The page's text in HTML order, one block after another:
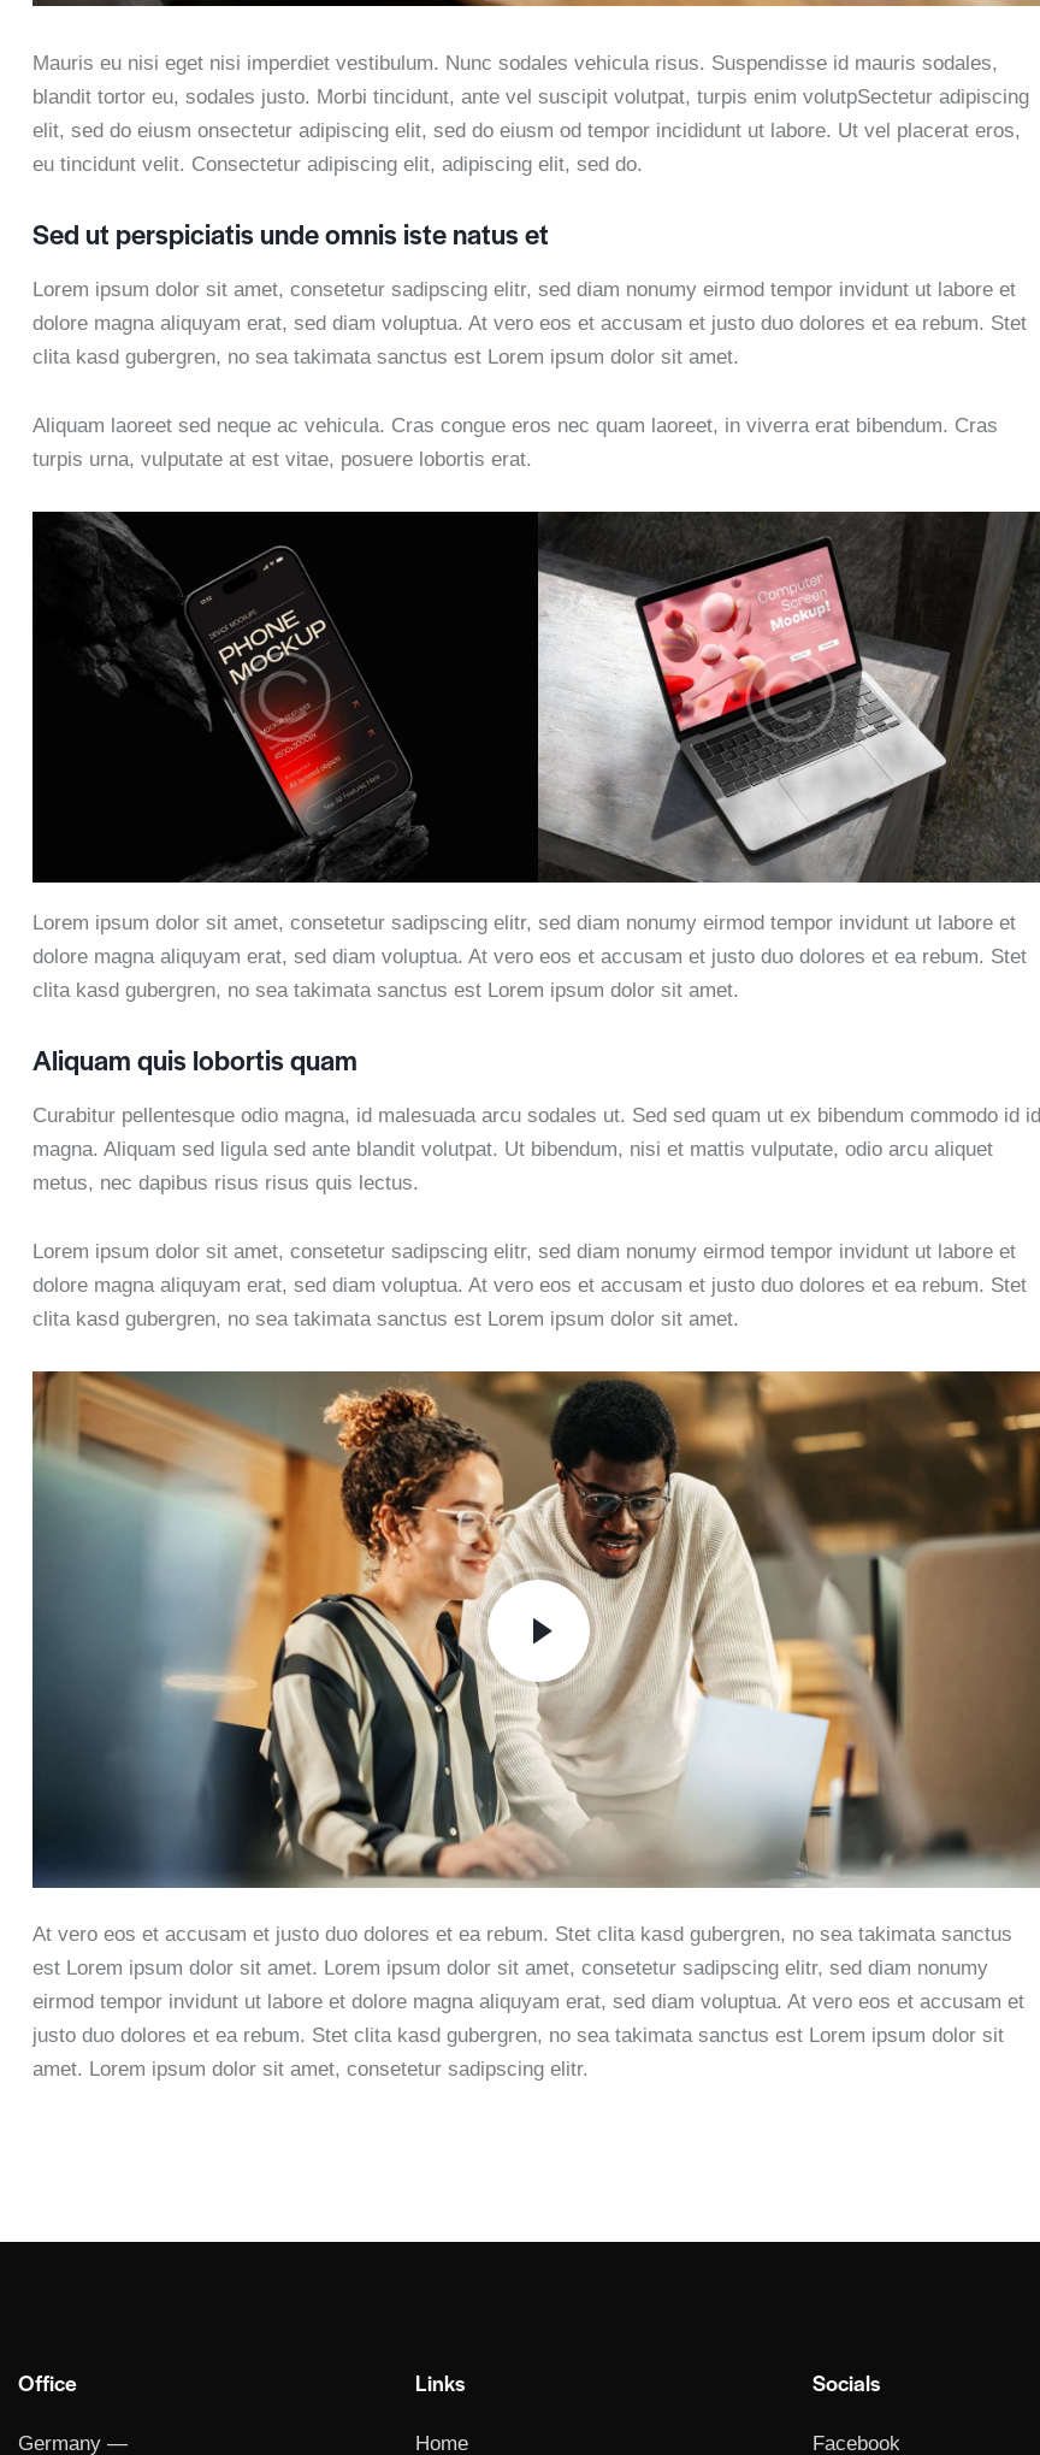
Mauris eu nisi eget nisi imperdiet vestibulum. Nunc sodales vehicula risus. Suspendisse id mauris sodales,
blandit tortor eu, sodales justo. Morbi tincidunt, ante vel suscipit volutpat, turpis enim volutpSectetur adipiscing
elit, sed do eiusm onsectetur adipiscing elit, sed do eiusm od tempor incididunt ut labore. Ut vel placerat eros,
eu tincidunt velit. Consectetur adipiscing elit, adipiscing elit, sed do.
Sed ut perspiciatis unde omnis iste natus et
Lorem ipsum dolor sit amet, consetetur sadipscing elitr, sed diam nonumy eirmod tempor invidunt ut labore et
dolore magna aliquyam erat, sed diam voluptua. At vero eos et accusam et justo duo dolores et ea rebum. Stet
clita kasd gubergren, no sea takimata sanctus est Lorem ipsum dolor sit amet.
Aliquam laoreet sed neque ac vehicula. Cras congue eros nec quam laoreet, in viverra erat bibendum. Cras
turpis urna, vulputate at est vitae, posuere lobortis erat.
Lorem ipsum dolor sit amet, consetetur sadipscing elitr, sed diam nonumy eirmod tempor invidunt ut labore et
dolore magna aliquyam erat, sed diam voluptua. At vero eos et accusam et justo duo dolores et ea rebum. Stet
clita kasd gubergren, no sea takimata sanctus est Lorem ipsum dolor sit amet.
Aliquam quis lobortis quam
Curabitur pellentesque odio magna, id malesuada arcu sodales ut. Sed sed quam ut ex bibendum commodo id id
magna. Aliquam sed ligula sed ante blandit volutpat. Ut bibendum, nisi et mattis vulputate, odio arcu aliquet
metus, nec dapibus risus risus quis lectus.
Lorem ipsum dolor sit amet, consetetur sadipscing elitr, sed diam nonumy eirmod tempor invidunt ut labore et
dolore magna aliquyam erat, sed diam voluptua. At vero eos et accusam et justo duo dolores et ea rebum. Stet
clita kasd gubergren, no sea takimata sanctus est Lorem ipsum dolor sit amet.
At vero eos et accusam et justo duo dolores et ea rebum. Stet clita kasd gubergren, no sea takimata sanctus
est Lorem ipsum dolor sit amet. Lorem ipsum dolor sit amet, consetetur sadipscing elitr, sed diam nonumy
eirmod tempor invidunt ut labore et dolore magna aliquyam erat, sed diam voluptua. At vero eos et accusam et
justo duo dolores et ea rebum. Stet clita kasd gubergren, no sea takimata sanctus est Lorem ipsum dolor sit
amet. Lorem ipsum dolor sit amet, consetetur sadipscing elitr.
Office
Germany —
Links
Home
Socials
Facebook